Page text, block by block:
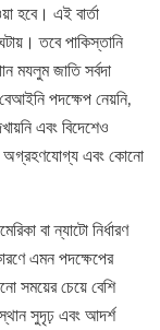
হবে। এই বার্তা
তবে পাকিস্তানি
মযলুম জাতি সর্বদা
পদক্ষেপ নেয়নি,
এবং বিদেশেও
অগ্রহণযোগ্য এবং কোনো
বা ন্যাটো নির্ধারণ
এমন পদক্ষেপের
সময়ের চেয়ে বেশি
সুদৃঢ় এবং আদর্শ